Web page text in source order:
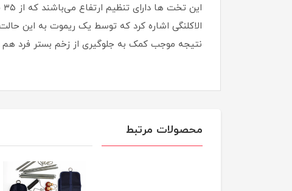
الاکلنگی اشاره کرد که توسط یک ریموت به این
نتیجه موجب کمک به جلوگیری از زخم بستر فرد
محصولات مرتبط